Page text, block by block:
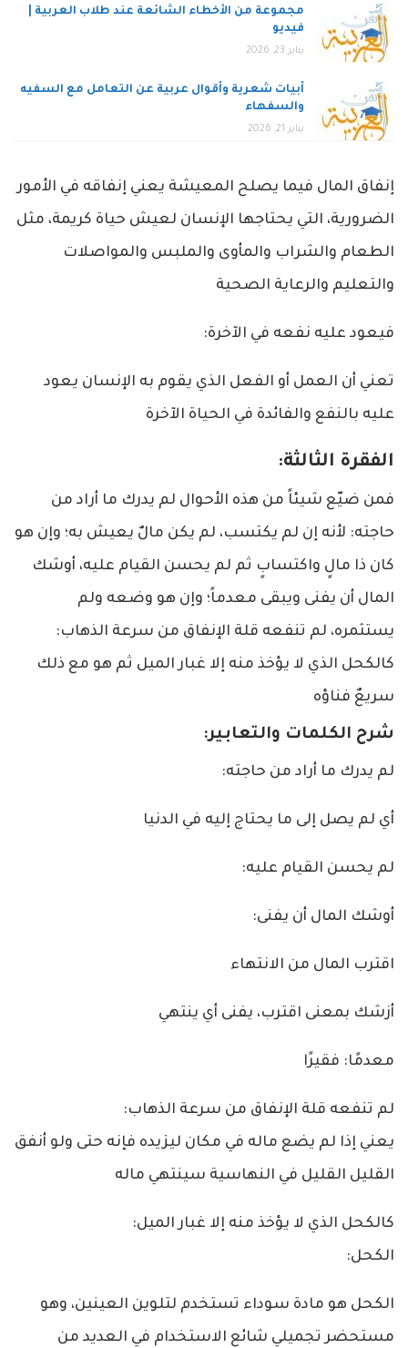
مجموعة من الأخطاء الشائعة عند طلاب العربية |
فيديو
يناير 23, 2026
أبيات شعرية وأقوال عربية عن التعامل مع السفيه
والسفهاء
يناير 21, 2026
إنفاق المال فيما يصلح المعيشة يعني إنفاقه في الأمور
الضرورية، التي يحتاجها الإنسان لعيش حياة كريمة، مثل
الطعام والشراب والمأوى والملبس والمواصلات
والتعليم والرعاية الصحية
فيعود عليه نفعه في الآخرة:
تعني أن العمل أو الفعل الذي يقوم به الإنسان يعود
عليه بالنفع والفائدة في الحياة الآخرة
الفقرة الثالثة:
فمن ضيّع شيئاً من هذه الأحوال لم يدرك ما أراد من
حاجته: لأنه إن لم يكتسب، لم يكن مالٌ يعيش به؛ وإن هو
كان ذا مالٍ واكتسابٍ ثم لم يحسن القيام عليه، أوشك
المال أن يفنى ويبقى معدماً؛ وإن هو وضعه ولم
يستثمره، لم تنفعه قلة الإنفاق من سرعة الذهاب:
كالكحل الذي لا يؤخذ منه إلا غبار الميل ثم هو مع ذلك
سريعٌ فناؤه
شرح الكلمات والتعابير:
لم يدرك ما أراد من حاجته:
أي لم يصل إلى ما يحتاج إليه في الدنيا
لم يحسن القيام عليه:
أوشك المال أن يفنى:
اقترب المال من الانتهاء
أزشك بمعنى اقترب، يفنى أي ينتهي
معدمًا: فقيرًا
لم تنفعه قلة الإنفاق من سرعة الذهاب:
يعني إذا لم يضع ماله في مكان ليزيده فإنه حتى ولو أنفق
القليل القليل في النهاسية سينتهي ماله
كالكحل الذي لا يؤخذ منه إلا غبار الميل:
الكحل:
الكحل هو مادة سوداء تستخدم لتلوين العينين، وهو
مستحضر تجميلي شائع الاستخدام في العديد من